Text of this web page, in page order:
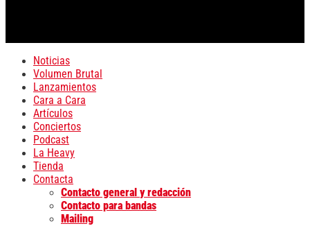
Noticias
Volumen Brutal
Lanzamientos
Cara a Cara
Artículos
Conciertos
Podcast
La Heavy
Tienda
Contacta
Contacto general y redacción
Contacto para bandas
Mailing